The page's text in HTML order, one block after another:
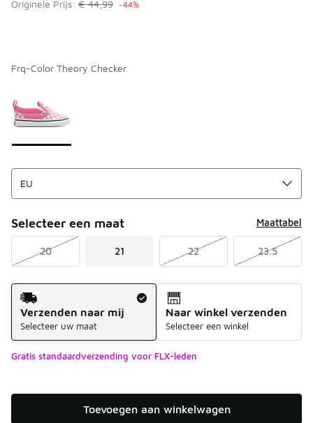
Originele Prijs: € 44,99 -44%
Frq-Color Theory Checker
Selecteer een maat Maattabel
20 21 22 23.5
Verzendmethode
Verzenden naar mij
Selecteer uw maat
Naar winkel verzenden
Selecteer een winkel
Gratis standaardverzending voor FLX-leden
Toevoegen aan winkelwagen